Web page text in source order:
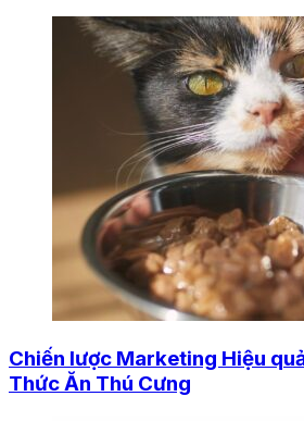
Chiến lược Marketing Hiệu
Thức Ăn Thú Cưng